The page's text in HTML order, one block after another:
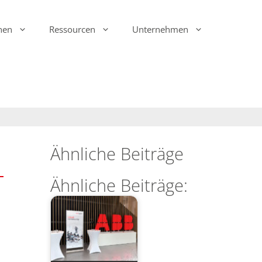
infsoft Sensors
infsoft Automation
infsoft CAFM
Ressourcen Unternehmen
Ähnliche Beiträge
Ähnliche Beiträge: